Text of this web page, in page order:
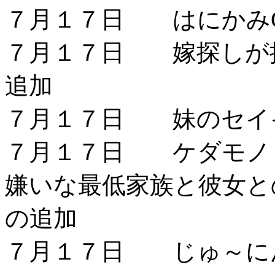
７月１７日 はにかみ
７月１７日 嫁探しが
追加
７月１７日 妹のセイ
７月１７日 ケダモノ
嫌いな最低家族と彼女
の追加
７月１７日 じゅ～に